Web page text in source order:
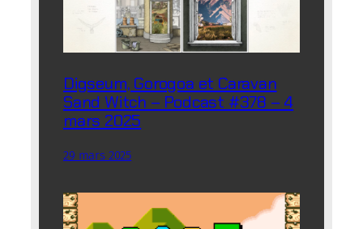
Digseum, Gorogoa et Caravan
Sand Witch – Podcast #378 – 4
mars 2025
29 mars 2025